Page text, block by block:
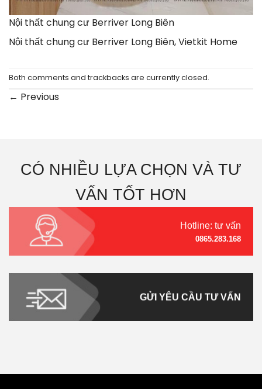
Nội thất chung cư Berriver Long Biên
Nội thất chung cư Berriver Long Biên, Vietkit Home
Both comments and trackbacks are currently closed.
← Previous
CÓ NHIỀU LỰA CHỌN VÀ TƯ
VẤN TỐT HƠN
Hotline: tư vấn
0865.283.168
GỬI YÊU CẦU TƯ VẤN